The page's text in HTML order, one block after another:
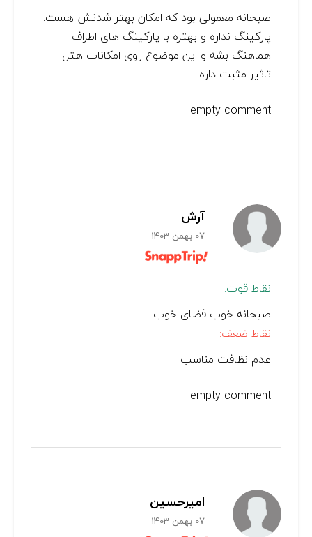
صبحانه معمولی بود که امکان بهتر شدنش هست.
پارکینگ نداره و بهتره با پارکینگ های اطراف
هماهنگ بشه و این موضوع روی امکانات هتل
تاثیر مثبت داره
empty comment
آرش
07 بهمن 1403
نقاط قوت:
صبحانه خوب فضای خوب
نقاط ضعف:
عدم نظافت مناسب
empty comment
اميرحسين
07 بهمن 1403